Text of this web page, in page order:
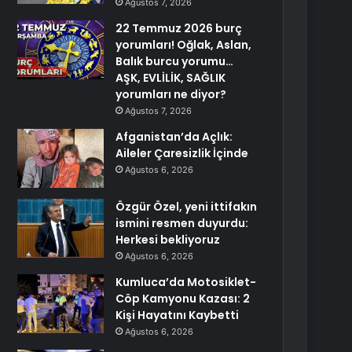
Ağustos 7, 2026
22 Temmuz 2026 burç
yorumları! Oğlak, Aslan,
Balık burcu yorumu…
AŞK, EVLİLİK, SAĞLIK
yorumları ne diyor?
Ağustos 7, 2026
Afganistan’da Açlık:
Aileler Çaresizlik İçinde
Ağustos 6, 2026
Özgür Özel, yeni ittifakın
ismini resmen duyurdu:
Herkesi bekliyoruz
Ağustos 6, 2026
Kumluca’da Motosiklet-
Cöp Kamyonu Kazası: 2
Kişi Hayatını Kaybetti
Ağustos 6, 2026